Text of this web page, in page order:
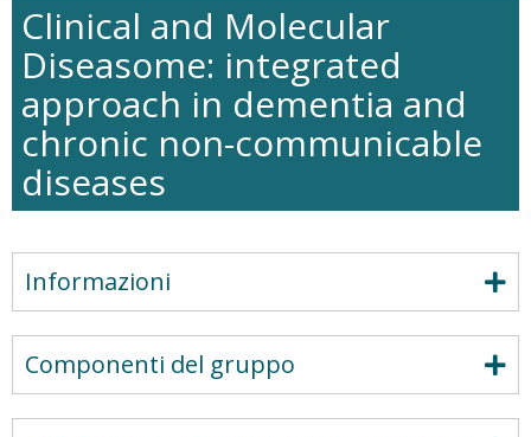
Clinical and Molecular
Diseasome: integrated
approach in dementia and
chronic non-communicable
diseases
Informazioni
Componenti del gruppo